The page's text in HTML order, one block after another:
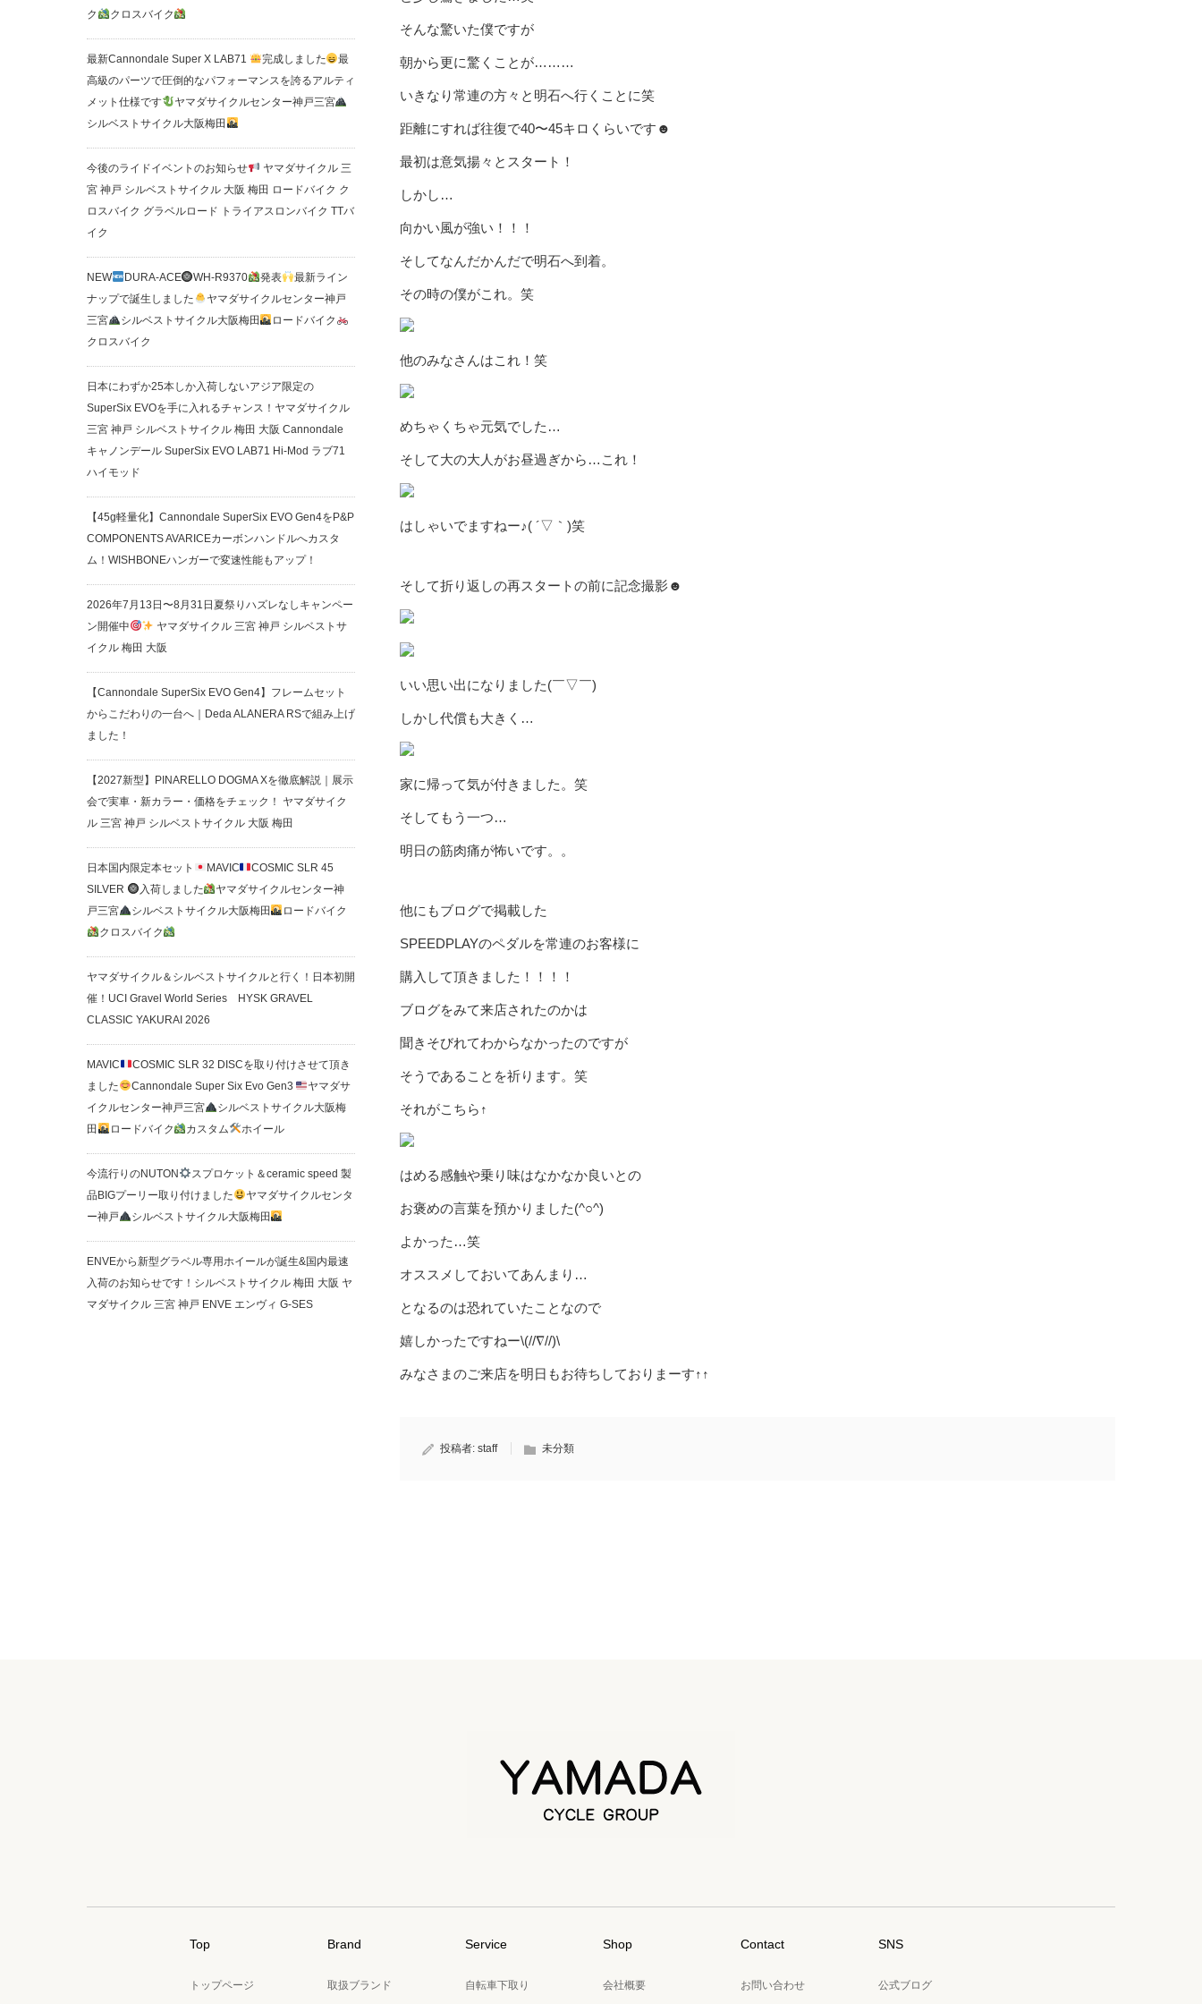
そんな驚いた僕ですが
朝から更に驚くことが………
いきなり常連の方々と明石へ行くことに笑
距離にすれば往復で40〜45キロくらいです☻
最初は意気揚々とスタート！
しかし…
向かい風が強い！！！
そしてなんだかんだで明石へ到着。
その時の僕がこれ。笑
他のみなさんはこれ！笑
めちゃくちゃ元気でした…
そして大の大人がお昼過ぎから…これ！
はしゃいでますねー♪( ´▽｀)笑
そして折り返しの再スタートの前に記念撮影☻
いい思い出になりました(￣▽￣)
しかし代償も大きく…
家に帰って気が付きました。笑
そしてもう一つ…
明日の筋肉痛が怖いです。。
他にもブログで掲載した
SPEEDPLAYのペダルを常連のお客様に
購入して頂きました！！！！
ブログをみて来店されたのかは
聞きそびれてわからなかったのですが
そうであることを祈ります。笑
それがこちら↑
はめる感触や乗り味はなかなか良いとの
お褒めの言葉を預かりました(^○^)
よかった…笑
オススメしておいてあんまり…
となるのは恐れていたことなので
嬉しかったですねー\(//∇//)\
みなさまのご来店を明日もお待ちしておりまーす↑↑
投稿者: staff 未分類
ク
クロスバイク
最新Cannondale Super X LAB71 完成しました
最
高級のパーツで圧倒的なパフォーマンスを誇るアルティ
メット仕様です
ヤマダサイクルセンター神戸三宮
シルベストサイクル大阪梅田
今後のライドイベントのお知らせ
ヤマダサイクル 三
宮 神戸 シルベストサイクル 大阪 梅田 ロードバイク ク
ロスバイク グラベルロード トライアスロンバイク TTバ
イク
NEW DURA-ACE WH-R9370 発表
最新ライン
ナップで誕生しました
ヤマダサイクルセンター神戸
三宮
シルベストサイクル大阪梅田
ロードバイク
クロスバイク
日本にわずか25本しか入荷しないアジア限定の
SuperSix EVOを手に入れるチャンス！ヤマダサイクル
三宮 神戸 シルベストサイクル 梅田 大阪 Cannondale
キャノンデール SuperSix EVO LAB71 Hi-Mod ラブ71
ハイモッド
【45g軽量化】Cannondale SuperSix EVO Gen4をP&P
COMPONENTS AVARICEカーボンハンドルへカスタ
ム！WISHBONEハンガーで変速性能もアップ！
2026年7月13日〜8月31日夏祭りハズレなしキャンペー
ン開催中
ヤマダサイクル 三宮 神戸 シルベストサ
イクル 梅田 大阪
【Cannondale SuperSix EVO Gen4】フレームセット
からこだわりの一台へ｜Deda ALANERA RSで組み上げ
ました！
【2027新型】PINARELLO DOGMA Xを徹底解説｜展示
会で実車・新カラー・価格をチェック！ ヤマダサイク
ル 三宮 神戸 シルベストサイクル 大阪 梅田
日本国内限定本セット MAVIC
COSMIC SLR 45
SILVER
入荷しました
ヤマダサイクルセンター神
戸三宮
シルベストサイクル大阪梅田
ロードバイク
クロスバイク
ヤマダサイクル＆シルベストサイクルと行く！日本初開
催！UCI Gravel World Series HYSK GRAVEL
CLASSIC YAKURAI 2026
MAVIC
COSMIC SLR 32 DISCを取り付けさせて頂き
ました
Cannondale Super Six Evo Gen3
ヤマダサ
イクルセンター神戸三宮
シルベストサイクル大阪梅
田
ロードバイク カスタム ホイール
今流行りのNUTON
スプロケット＆ceramic speed 製
品BIGプーリー取り付けました
ヤマダサイクルセンタ
ー神戸
シルベストサイクル大阪梅田
ENVEから新型グラベル専用ホイールが誕生&国内最速
入荷のお知らせです！シルベストサイクル 梅田 大阪 ヤ
マダサイクル 三宮 神戸 ENVE エンヴィ G-SES
Top
トップページ
Brand
取扱ブランド
Service
自転車下取り
Shop
会社概要
Contact
お問い合わせ
SNS
公式ブログ